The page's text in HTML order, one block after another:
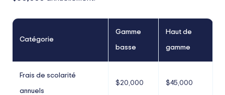
Catégorie
Gamme
basse
Haut de
gamme
Frais de scolarité
annuels
$20,000 $45,000